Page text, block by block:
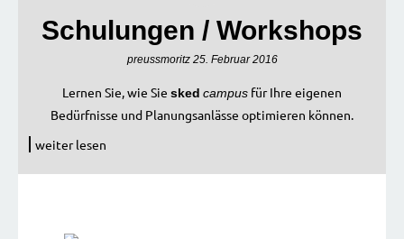
JOBSSchulungen / Workshops
preussmoritz 25. Februar 2016
Lernen Sie, wie Sie sked campus für Ihre eigenen
Bedürfnisse und Planungsanlässe optimieren können.
weiter lesen